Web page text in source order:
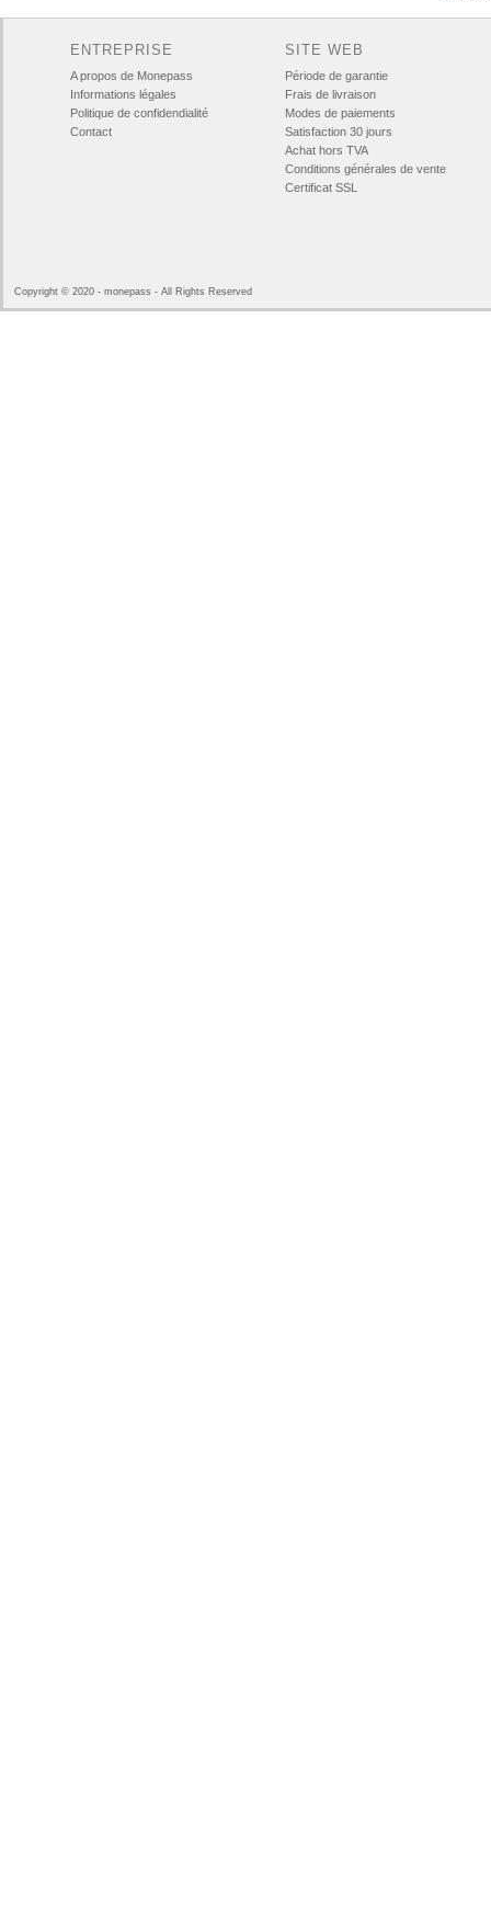
ENTREPRISE SITE WEB
A propos de Monepass
Période de garantie
Informations légales
Frais de livraison
Politique de confidendialité
Modes de paiements
Contact
Satisfaction 30 jours
Achat hors TVA
Conditions générales de vente
Certificat SSL
Copyright © 2020 - monepass - All Rights Reserved